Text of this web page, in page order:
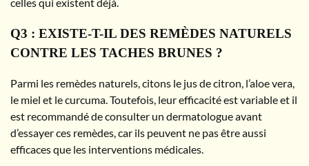
Q3 : EXISTE-T-IL DES REMÈDES NATURELS
CONTRE LES TACHES BRUNES ?
Parmi les remèdes naturels, citons le jus de citron, l’aloe vera,
le miel et le curcuma. Toutefois, leur efficacité est variable et il
est recommandé de consulter un dermatologue avant
d’essayer ces remèdes, car ils peuvent ne pas être aussi
efficaces que les interventions médicales.